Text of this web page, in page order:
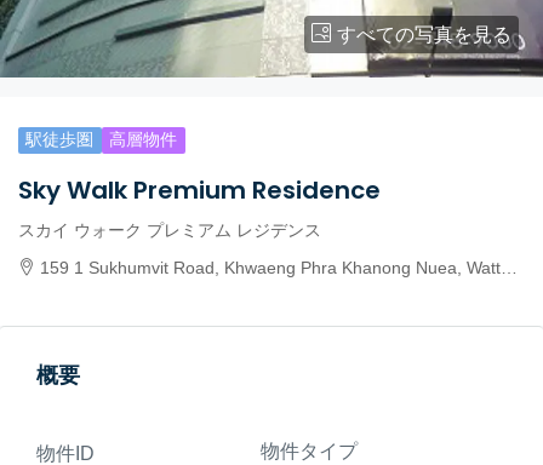
すべての写真を見る
駅徒歩圏 高層物件
Sky Walk Premium Residence
スカイ ウォーク プレミアム レジデンス
159 1 Sukhumvit Road, Khwaeng Phra Khanong Nuea, Watthana, Krung Thep Maha Nakhon 10110, Thailand
概要
物件ID
物件タイプ